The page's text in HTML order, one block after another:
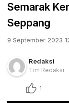
Semarak
Seppang
9 September 2023
Redaksi
Tim Redaksi
1